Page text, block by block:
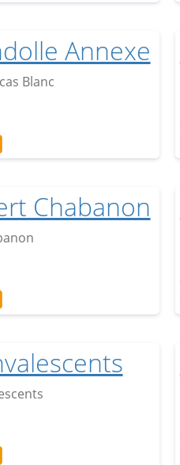
Annexe
Blanc
Candolle Annexe
Chabanon
Albert Chabanon
Convalescents